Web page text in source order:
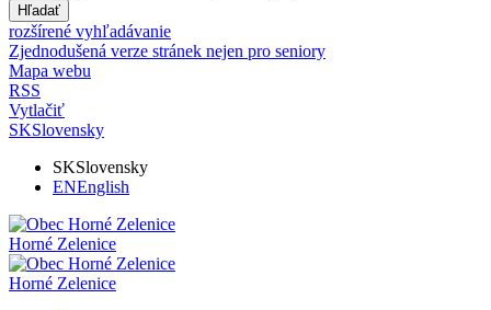
Hľadať
rozšírené vyhľadávanie
Zjednodušená verze stránek nejen pro seniory
Mapa webu
RSS
Vytlačiť
SKSlovensky
SKSlovensky
ENEnglish
Horné Zelenice
Horné Zelenice